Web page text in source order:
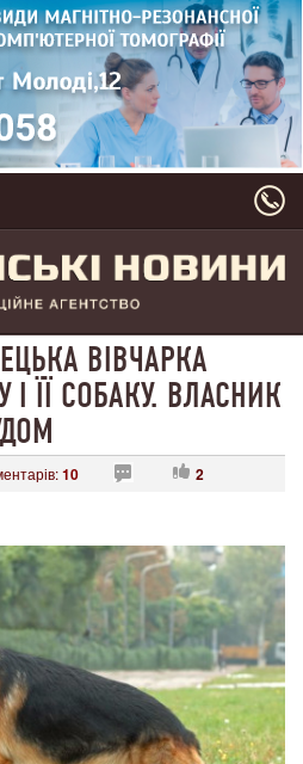
ВІВЧАРКА
ЇЇ СОБАКУ. ВЛАСНИК
10 2